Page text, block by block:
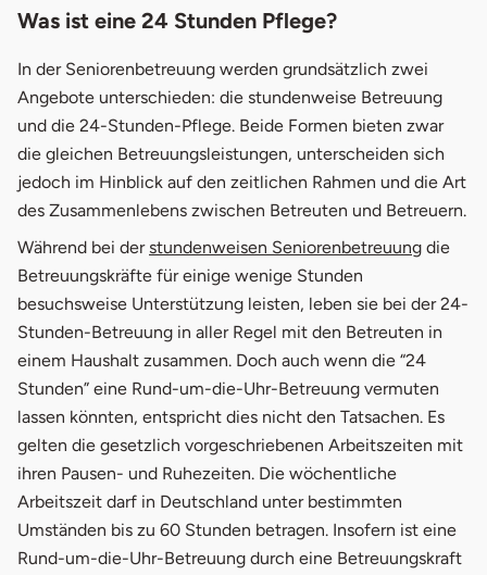
und unverbindliches Angebot für eine
Betreuungskraft zur 24-Stunden-Pflege
anfordern. Wenn Sie uns Ihre Kontaktdaten
hinterlassen, melden sich unsere Service-
Mitarbeiter bei Ihnen zurück und besprechen
mit Ihnen persönlich Ihre Fragen sowie ein
mögliches Angebot.
Name
E-Mail
Nachricht
Was ist eine 24 Stunden Pflege?
In der Seniorenbetreuung werden grundsätzlich zwei
Angebote unterschieden: die stundenweise Betreuung
und die 24-Stunden-Pflege. Beide Formen bieten zwar
die gleichen Betreuungsleistungen, unterscheiden sich
jedoch im Hinblick auf den zeitlichen Rahmen und die Art
des Zusammenlebens zwischen Betreuten und Betreuern.
Während bei derstundenweisen Seniorenbetreuung die
Betreuungskräfte für einige wenige Stunden
besuchsweise Unterstützung leisten, leben sie bei der 24-
Stunden-Betreuung in aller Regel mit den Betreuten in
einem Haushalt zusammen. Doch auch wenn die “24
Stunden” eine Rund-um-die-Uhr-Betreuung vermuten
lassen könnten, entspricht dies nicht den Tatsachen. Es
gelten die gesetzlich vorgeschriebenen Arbeitszeiten mit
ihren Pausen- und Ruhezeiten. Die wöchentliche
Arbeitszeit darf in Deutschland unter bestimmten
Umständen bis zu 60 Stunden betragen. Insofern ist eine
Rund-um-die-Uhr-Betreuung durch eine Betreuungskraft